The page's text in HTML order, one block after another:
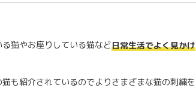
猫やお座りしている猫など日常生活でよく見かけ
も紹介されているのでよりさまざまな猫の刺繍を